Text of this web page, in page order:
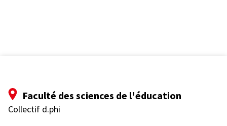
Faculté des sciences de l'éducation
Collectif d.phi